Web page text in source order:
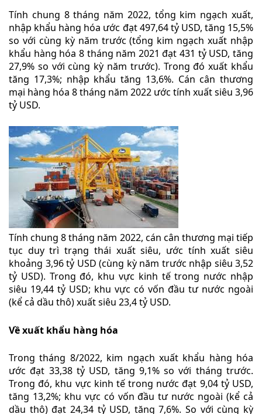
Tính chung 8 tháng năm 2022, tổng kim ngạch xuất,
nhập khẩu hàng hóa ước đạt 497,64 tỷ USD, tăng 15,5%
so với cùng kỳ năm trước (tổng kim ngạch xuất nhập
khẩu hàng hóa 8 tháng năm 2021 đạt 431 tỷ USD, tăng
27,9% so với cùng kỳ năm trước). Trong đó xuất khẩu
tăng 17,3%; nhập khẩu tăng 13,6%. Cán cân thương
mại hàng hóa 8 tháng năm 2022 ước tính xuất siêu 3,96
tỷ USD.
Tính chung 8 tháng năm 2022, cán cân thương mại tiếp
tục duy trì trạng thái xuất siêu, ước tính xuất siêu
khoảng 3,96 tỷ USD (cùng kỳ năm trước nhập siêu 3,52
tỷ USD). Trong đó, khu vực kinh tế trong nước nhập
siêu 19,44 tỷ USD; khu vực có vốn đầu tư nước ngoài
(kể cả dầu thô) xuất siêu 23,4 tỷ USD.
Về xuất khẩu hàng hóa
Trong tháng 8/2022, kim ngạch xuất khẩu hàng hóa
ước đạt 33,38 tỷ USD, tăng 9,1% so với tháng trước.
Trong đó, khu vực kinh tế trong nước đạt 9,04 tỷ USD,
tăng 13,2%; khu vực có vốn đầu tư nước ngoài (kể cả
dầu thô) đạt 24,34 tỷ USD, tăng 7,6%. So với cùng kỳ